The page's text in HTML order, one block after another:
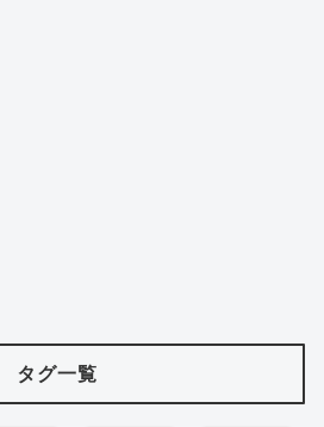
タグ一覧